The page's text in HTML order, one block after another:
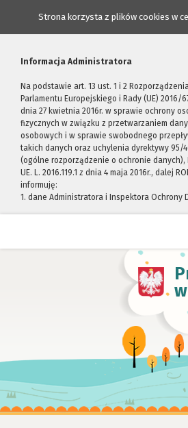
Strona korzysta z plików cookies w
Informacja Administratora
Na podstawie art. 13 ust. 1 i 2
Parlamentu Europejskiego i Rady (UE) 2016/
dnia 27 kwietnia 2016r. w sprawie ochrony
fizycznych w związku z przetwarzaniem
osobowych i w sprawie swobodnego
takich danych oraz uchylenia dyrektywy 95/
(ogólne rozporządzenie o ochronie danych),
UE. L. 2016.119.1 z dnia 4 maja 2016r., dalej
informuję:
1. dane Administratora i Inspektora Ochrony